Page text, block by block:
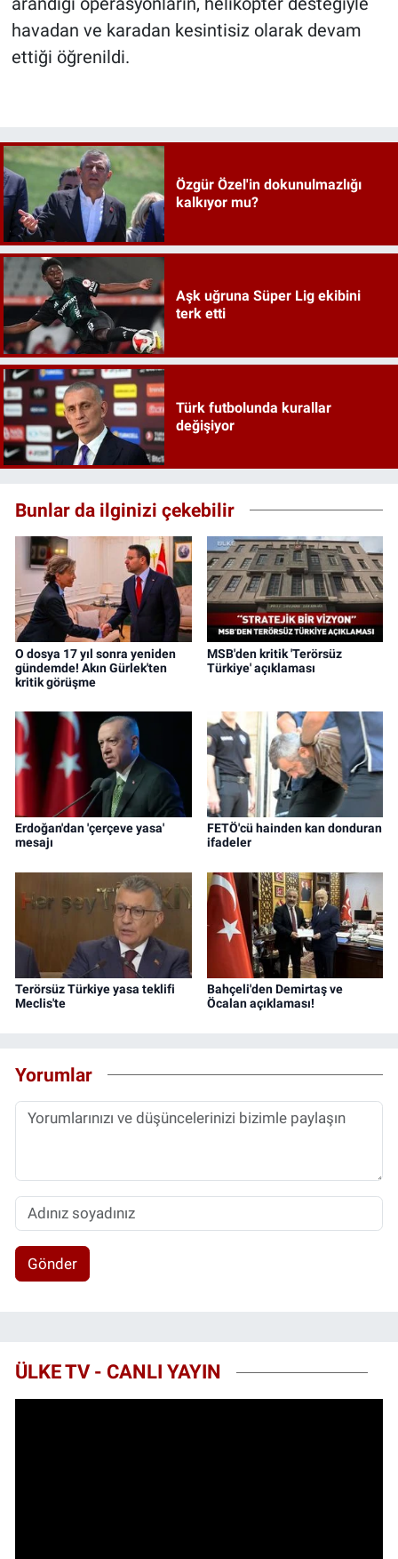
havadan ve karadan kesintisiz olarak devam
ettiği öğrenildi.
Özgür Özel'in dokunulmazlığı
kalkıyor mu?
Aşk uğruna Süper Lig ekibini
terk etti
Türk futbolunda kurallar
değişiyor
Bunlar da ilginizi çekebilir
O dosya 17 yıl sonra yeniden
gündemde! Akın Gürlek'ten
kritik görüşme
MSB'den kritik 'Terörsüz
Türkiye' açıklaması
Erdoğan'dan 'çerçeve yasa'
mesajı
FETÖ'cü hainden kan donduran
ifadeler
Terörsüz Türkiye yasa teklifi
Meclis'te
Bahçeli'den Demirtaş ve
Öcalan açıklaması!
Yorumlar
Gönder
ÜLKE TV - CANLI YAYIN